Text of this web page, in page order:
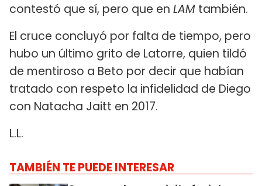
contestó que sí, pero que en LAM también.
El cruce concluyó por falta de tiempo, pero
hubo un último grito de Latorre, quien tildó
de mentiroso a Beto por decir que habían
tratado con respeto la infidelidad de Diego
con Natacha Jaitt en 2017.
L.L.
TAMBIÉN TE PUEDE INTERESAR